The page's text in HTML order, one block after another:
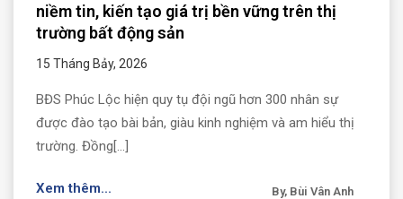
niềm tin, kiến tạo giá trị bền vững trên thị
trường bất động sản
15 Tháng Bảy, 2026
BĐS Phúc Lộc hiện quy tụ đội ngũ hơn 300 nhân sự
được đào tạo bài bản, giàu kinh nghiệm và am hiểu thị
trường. Đồng[...]
Xem thêm... By, Bùi Vân Anh